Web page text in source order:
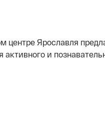
центре Ярославля
и